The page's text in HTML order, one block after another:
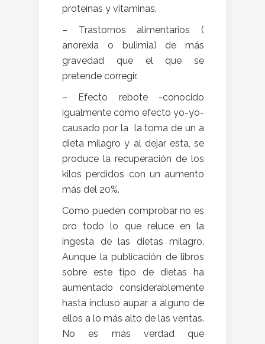
proteínas y vitaminas.
– Trastornos alimentarios (
anorexia o bulimia) de más
gravedad que el que se
pretende corregir.
– Efecto rebote -conocido
igualmente como efecto yo-yo-
causado por la la toma de un a
dieta milagro y al dejar esta, se
produce la recuperación de los
kilos perdidos con un aumento
más del 20%.
Como pueden comprobar no es
oro todo lo que reluce en la
ingesta de las dietas milagro.
Aunque la publicación de libros
sobre este tipo de dietas ha
aumentado considerablemente
hasta incluso aupar a alguno de
ellos a lo más alto de las ventas.
No es más verdad que